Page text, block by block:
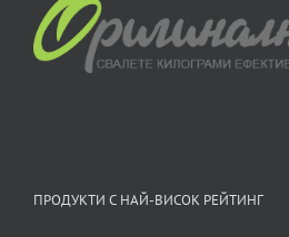
ПРОДУКТИ С НАЙ-ВИСОК РЕЙТИНГ